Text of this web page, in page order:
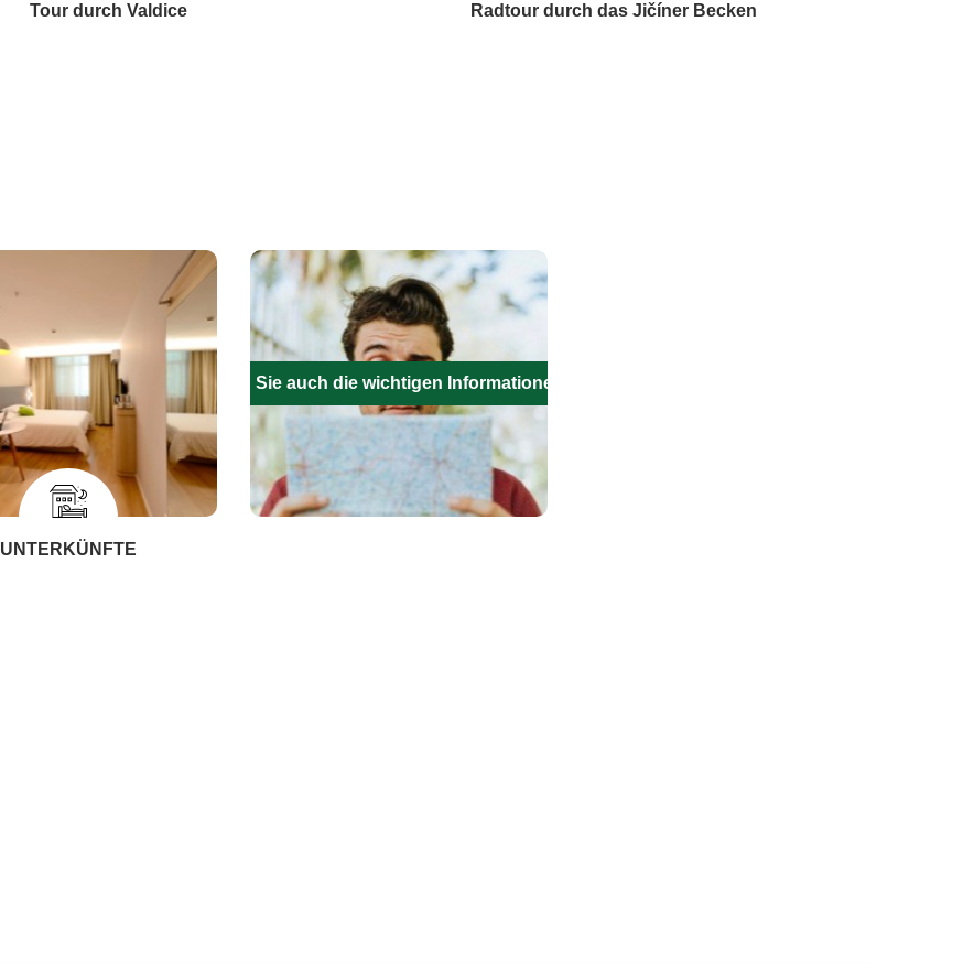
Tour durch Valdice Radtour durch das Jičíner Becken
UNTERKÜNFTE
Füllen Sie auch die wichtigen Informationen aus